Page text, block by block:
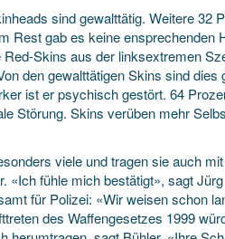
sind gewalttätig. Weitere 32
Rest gab es keine ensprechenden
Skins aus der linksextremen
den gewalttätigen Skins sind
ist er psychisch gestört. 64
Störung. Skins verüben mehr
viele und tragen sie auch
«Ich fühle mich bestätigt», sagt
für Polizei: «Wir weisen schon
des Waffengesetzes 1999